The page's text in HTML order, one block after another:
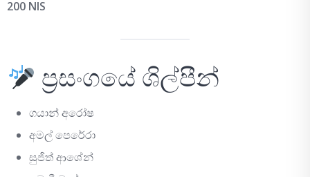
200 NIS
ප්‍රසංගයේ ශිල්පීන්
ගයාන් අරෝෂ
අමල් පෙරේරා
සුජිත් ආශේන්